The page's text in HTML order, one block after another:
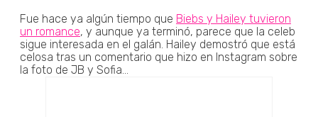
Fue hace ya algún tiempo que Biebs y Hailey tuvieron
un romance, y aunque ya terminó, parece que la celeb
sigue interesada en el galán. Hailey demostró que está
celosa tras un comentario que hizo en Instagram sobre
la foto de JB y Sofia...